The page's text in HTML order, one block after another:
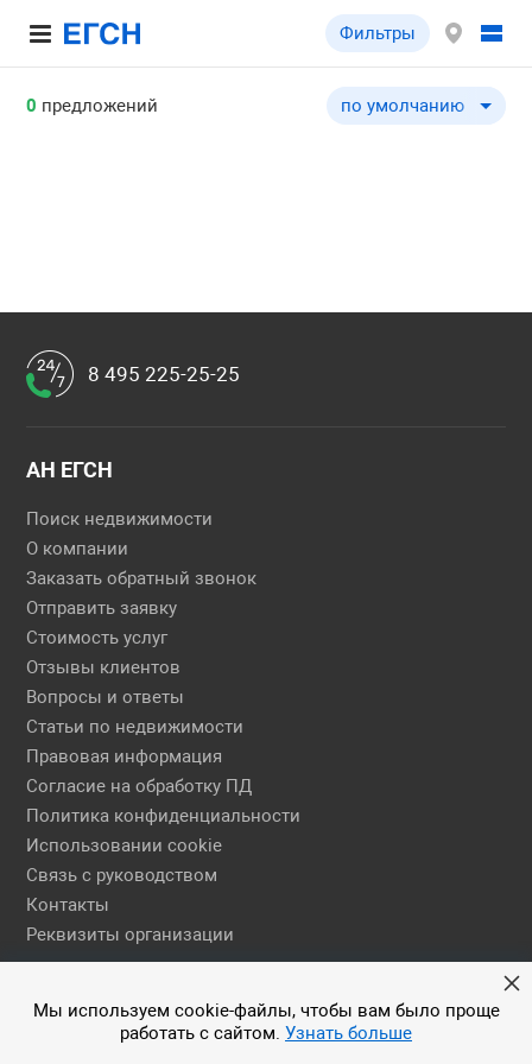
Фильтры
0 предложений по умолчанию
по умолчанию
8 495 225-25-25
АН ЕГСН
Поиск недвижимости
О компании
Заказать обратный звонок
Отправить заявку
Стоимость услуг
Отзывы клиентов
Вопросы и ответы
Статьи по недвижимости
Правовая информация
Согласие на обработку ПД
Политика конфиденциальности
Использовании cookie
Связь с руководством
Контакты
Реквизиты организации
Правовая информация
© 2026 АН ЕГСН
Мы используем cookie-файлы, чтобы вам было проще
работать с сайтом. Узнать больше